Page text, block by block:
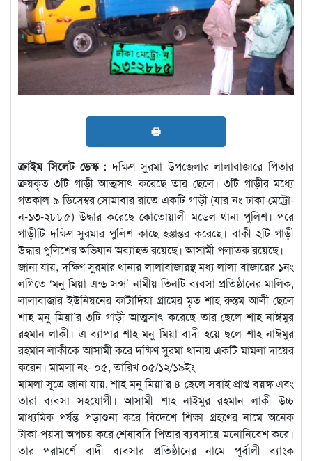
🖶
ক্রাইম সিলেট ডেস্ক : দক্ষিণ সুরমা উপজেলার লালাবাজারে পিতার
ক্রয়কৃত ৩টি গাড়ী আত্মসাৎ করেছে তার ছেলে। ৩টি গাড়ীর মধ্যে
গতকাল ৯ ডিসেম্বর সোমাবার রাতে একটি গাড়ী (যার নং ঢাকা-মেট্রো-
ন-১৩-২৮৮৫) উদ্ধার করেছে কোতোয়ালী মডেল থানা পুলিশ। পরে
গাড়ীটি দক্ষিণ সুরমার পুলিশ কাছে হস্তান্তর করেছে। বাকী ২টি গাড়ী
উদ্ধার পুলিশের অভিযান অব্যাহত রয়েছে। আসামী পলাতক রয়েছে।
জানা যায়, দক্ষিণ সুরমার থানার লালাবাজারস্থ মধ্য লালা বাজারের ১নং
লগিতে ‘মনু মিয়া এন্ড সন্স’ নামীয় তিনটি ব্যবসা প্রতিষ্ঠানের মালিক,
লালাবাজার ইউনিয়নের কাটাদিয়া গ্রামের মৃত শাহ রুস্তম আলী ছেলে
শাহ মনু মিয়া’র ৩টি গাড়ী আত্মসাৎ করেছে তার ছেলে শাহ নাঈমুর
রহমান লাকী। এ ব্যাপার শাহ মনু মিয়া বাদী হয়ে ছলে শাহ নাঈমুর
রহমান লাকীকে আসামী করে দক্ষিণ সুরমা থানায় একটি মামলা দায়ের
করেন। মামলা নং- ০৫, তারিখ ০৫/১২/১৯ইং
মামলা সূত্রে জানা যায়, শাহ মনু মিয়া’র ৪ ছেলে সবাই প্রাপ্ত বয়স্ক এবং
তারা ব্যবসা সহযোগী। আসামী শাহ নাইমুর রহমান লাকী উচ্চ
মাধ্যমিক পর্যন্ত পড়াশুনা করে বিদেশে শিক্ষা গ্রহণের নামে অনেক
টাকা-পয়সা অপচয় করে শেষাবদি পিতার ব্যবসায়ে মনোনিবেশ করে।
তার পরামর্শে বাদী ব্যবসার প্রতিষ্ঠানের নামে পূর্বালী ব্যাংক